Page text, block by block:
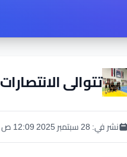
تتوالى الانتصارات
نشر في:28 سبتمبر 2025 12:09 ص